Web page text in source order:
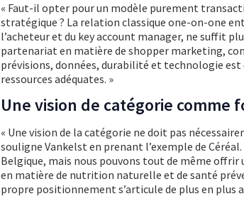
« Faut-il opter pour un modèle purement
stratégique ? La relation classique one-on-one
l’acheteur et du key account manager, ne suffit
partenariat en matière de shopper marketing,
prévisions, données, durabilité et technologie est
ressources adéquates. »
Une vision de catégorie comme
« Une vision de la catégorie ne doit pas
souligne Vankelst en prenant l’exemple de
Belgique, mais nous pouvons tout de même
en matière de nutrition naturelle et de santé
propre positionnement s’articule de plus en plus